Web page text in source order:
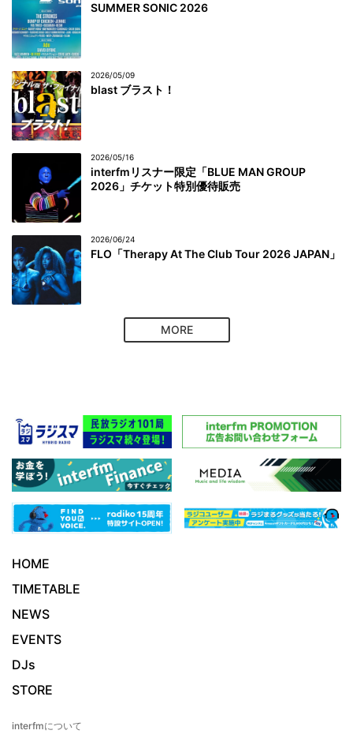
SUMMER SONIC 2026
2026/05/09
blast ブラスト！
2026/05/16
interfmリスナー限定「BLUE MAN GROUP
2026」チケット特別優待販売
2026/06/24
FLO「Therapy At The Club Tour 2026 JAPAN」
MORE
HOME
TIMETABLE
NEWS
EVENTS
DJs
STORE
interfmについて